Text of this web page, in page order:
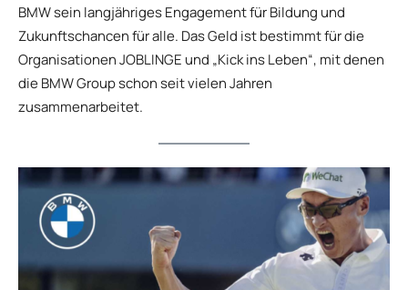
BMW sein langjähriges Engagement für Bildung und
Zukunftschancen für alle. Das Geld ist bestimmt für die
Organisationen JOBLINGE und „Kick ins Leben“, mit denen
die BMW Group schon seit vielen Jahren
zusammenarbeitet.